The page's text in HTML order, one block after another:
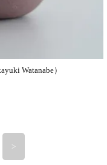
Watanabe）
>